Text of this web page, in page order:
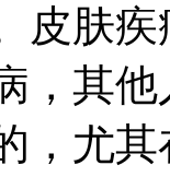
皮肤
，其
，尤